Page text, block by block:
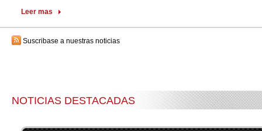
Leer mas
Suscribase a nuestras noticias
NOTICIAS DESTACADAS